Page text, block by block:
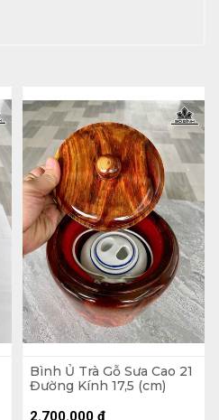
Bình Ủ Trà Gỗ Sưa Cao 21
Đường Kính 17,5 (cm)
2.700.000 ₫